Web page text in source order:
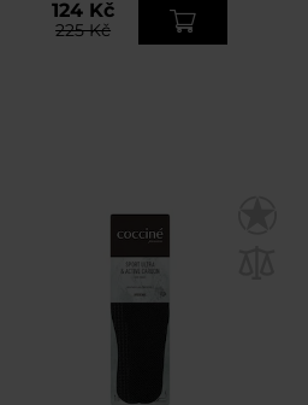
124 Kč
225 Kč